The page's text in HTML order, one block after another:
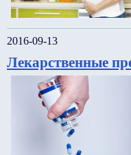
2016-09-13
Лекарственные